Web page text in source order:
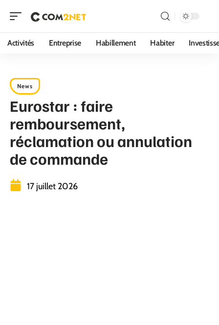
Activités Entreprise Habillement Habiter
News
Eurostar : faire
remboursement,
réclamation ou annulation
de commande
17 juillet 2026